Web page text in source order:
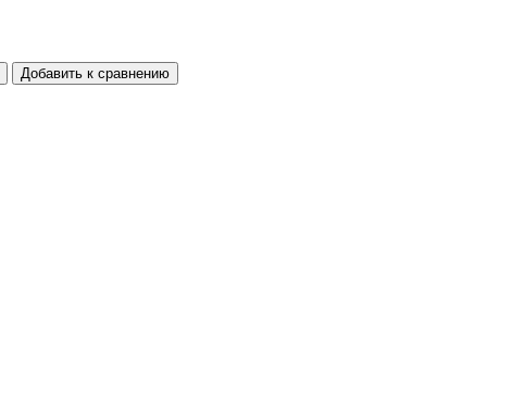
Добавить к сравнению